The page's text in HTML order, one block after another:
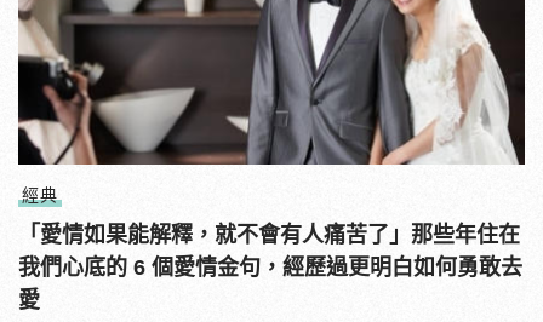
經典
「愛情如果能解釋，就不會有人痛苦了」那些年住在
我們心底的 6 個愛情金句，經歷過更明白如何勇敢去
愛